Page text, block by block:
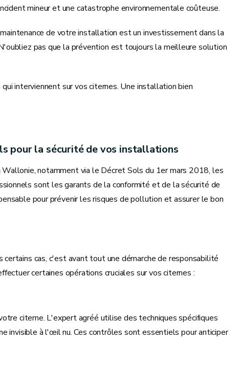
mineur et une catastrophe environnementale coûteuse.
de votre installation est un investissement dans la
pas que la prévention est toujours la meilleure solution
interviennent sur vos citernes. Une installation bien
pour la sécurité de vos installations
notamment via le Décret Sols du 1er mars 2018, les
sont les garants de la conformité et de la sécurité de
pour prévenir les risques de pollution et assurer le bon
cas, c'est avant tout une démarche de responsabilité
certaines opérations cruciales sur vos citernes :
citerne. L'expert agréé utilise des techniques spécifiques
invisible à l'œil nu. Ces contrôles sont essentiels pour anticiper